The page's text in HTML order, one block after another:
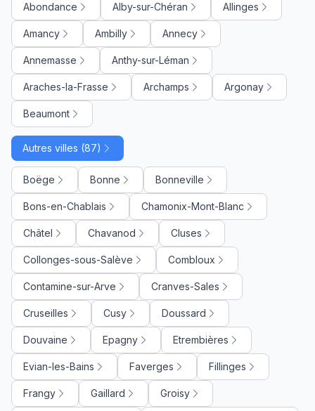
Abondance Alby-sur-Chéran Allinges
Amancy Ambilly Annecy
Annemasse Anthy-sur-Léman
Araches-la-Frasse Archamps Argonay
Beaumont
Autres villes (87)
Boëge Bonne Bonneville
Bons-en-Chablais Chamonix-Mont-Blanc
Châtel Chavanod Cluses
Collonges-sous-Salève Combloux
Contamine-sur-Arve Cranves-Sales
Cruseilles Cusy Doussard
Douvaine Epagny Etrembières
Evian-les-Bains Faverges Fillinges
Frangy Gaillard Groisy